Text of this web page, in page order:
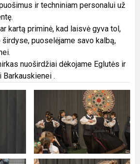
ir techniniam personalui už
kartą priminė, kad laisvė gyva tol,
puoselėjame savo kalbą,
nuoširdžiai dėkojame Eglutės ir
Barkauskienei .